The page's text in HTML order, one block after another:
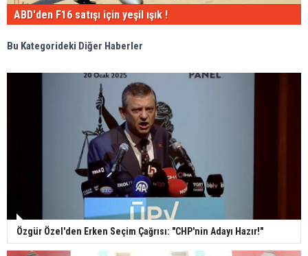
ABD'den F16 satışı için yeşil ışık !
Bu Kategorideki Diğer Haberler
Özgür Özel'den Erken Seçim Çağrısı: "CHP'nin Adayı Hazır!"